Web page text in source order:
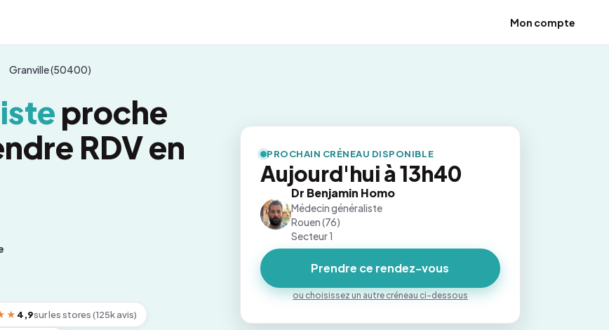
Mon compte
Granville (50400)
proche
RDV en
4,9sur les stores (125k avis)
PROCHAIN CRÉNEAU DISPONIBLE
Aujourd'hui à 13h40
Dr Benjamin Homo
Médecin généraliste
Rouen (76)
Secteur 1
Prendre ce rendez-vous
ou choisissez un autre créneau ci-dessous